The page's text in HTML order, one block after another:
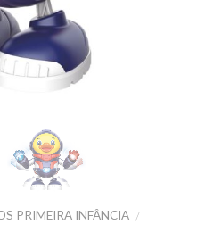
PRIMEIRA INFÂNCIA /